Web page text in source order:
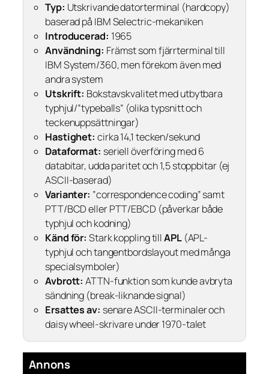
Typ: Utskrivande datorterminal (hardcopy)
baserad på IBM Selectric-mekaniken
Introducerad: 1965
Användning: Främst som fjärrterminal till
IBM System/360, men förekom även med
andra system
Utskrift: Bokstavskvalitet med utbytbara
typhjul/”typeballs” (olika typsnitt och
teckenuppsättningar)
Hastighet: cirka 14,1 tecken/sekund
Dataformat: seriell överföring med 6
databitar, udda paritet och 1,5 stoppbitar (ej
ASCII-baserad)
Varianter: ”correspondence coding” samt
PTT/BCD eller PTT/EBCD (påverkar både
typhjul och kodning)
Känd för: Stark koppling tillAPL(APL-
typhjul och tangentbordslayout med många
specialsymboler)
Avbrott: ATTN-funktion som kunde avbryta
sändning (break-liknande signal)
Ersattes av: senare ASCII-terminaler och
daisy wheel-skrivare under 1970-talet
Annons